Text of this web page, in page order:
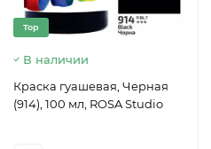
Top
В наличии
Краска гуашевая, Черная
(914), 100 мл, ROSA Studio